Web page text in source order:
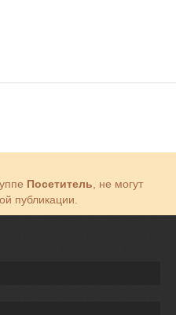
Посетитель , не могут
публикации.